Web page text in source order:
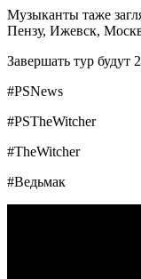
Музыканты таже
Пензу, Ижевск,
Завершать тур будут
#PSNews
#PSTheWitcher
#TheWitcher
#Ведьмак